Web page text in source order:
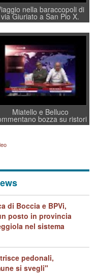
nella baraccopoli di
via Giuriato a San Pio X.
ai Vicentini: “faremo
un regalo di Natale ai
residenti”
Miatello e Belluco
bozza su ristori
BPVi e Veneto Banca
di Boccia e BPVi,
posto in provincia
nel sistema
pedonali,
si svegli"